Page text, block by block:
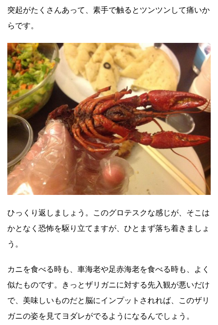
突起がたくさんあって、素手で触るとツンツンして痛いか
らです。
ひっくり返しましょう。このグロテスクな感じが、そこは
かとなく恐怖を駆り立てますが、ひとまず落ち着きましょ
う。
カニを食べる時も、車海老や足赤海老を食べる時も、よく
似たものです。きっとザリガニに対する先入観が悪いだけ
で、美味しいものだと脳にインプットされれば、このザリ
ガニの姿を見てヨダレがでるようになるんでしょう。